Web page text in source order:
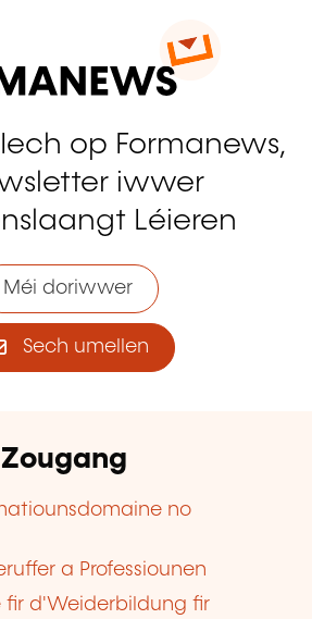
op Formanews,
iwwer
Léieren
Méi doriwwer
Sech umellen
no
a Professiounen
fir d'Weiderbildung fir